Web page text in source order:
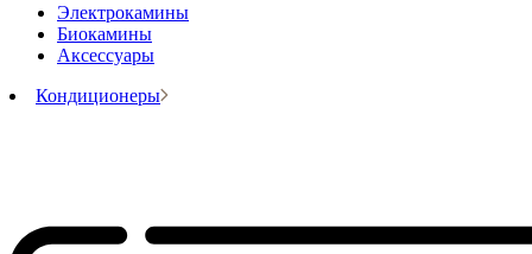
Электрокамины
Биокамины
Аксессуары
Кондиционеры